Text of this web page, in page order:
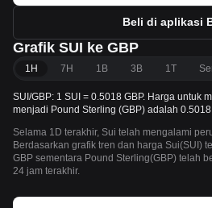
Beli di aplikasi
Grafik SUI ke GBP
1H 7H 1B 3B 1T
SUI/GBP: 1 SUI = 0.5018 GBP. Harga untuk
menjadi Pound Sterling (GBP) adalah
Selama 1D terakhir, Sui telah mengalami
Berdasarkan grafik tren dan harga Sui(SUI)
GBP sementara Pound Sterling(GBP) telah
24 jam terakhir.